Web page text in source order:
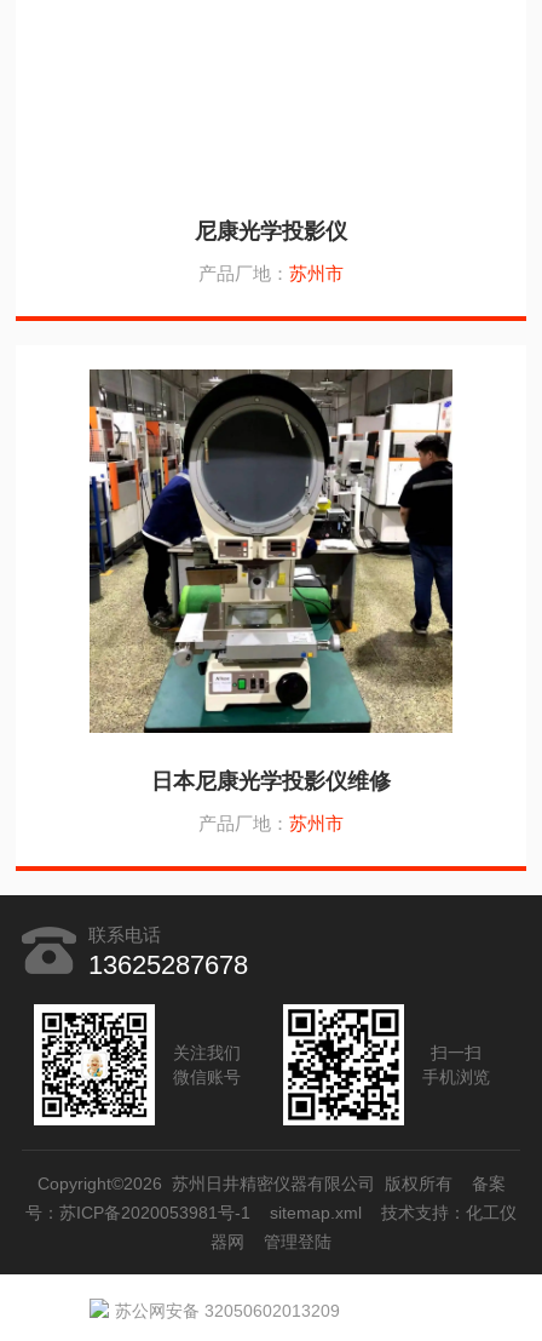
尼康光学投影仪
产品厂地： 苏州市
日本尼康光学投影仪维修
产品厂地： 苏州市
联系电话
13625287678
关注我们
微信账号
扫一扫
手机浏览
Copyright©2026 苏州日井精密仪器有限公司 版权所有 备案
号：苏ICP备2020053981号-1
sitemap.xml 技术支持： 化工仪
器网
管理登陆
苏公网安备 32050602013209